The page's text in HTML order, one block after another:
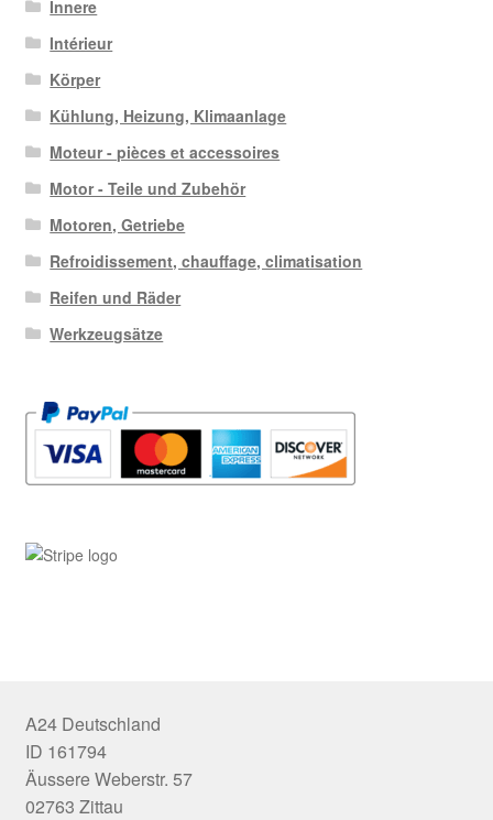
Innere
Intérieur
Körper
Kühlung, Heizung, Klimaanlage
Moteur - pièces et accessoires
Motor - Teile und Zubehör
Motoren, Getriebe
Refroidissement, chauffage, climatisation
Reifen und Räder
Werkzeugsätze
A24 Deutschland
ID 161794
Äussere Weberstr. 57
02763 Zittau